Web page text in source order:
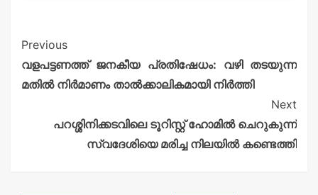
Previous
വളപട്ടണത്ത് ജനകീയ പ്രതിഷേധം: വഴി തടയുന്ന
മതിൽ നിർമാണം താൽക്കാലികമായി നിർത്തി
Next
പറശ്ശിനിക്കടവിലെ ടൂറിസ്റ്റ് ഹോമിൽ ചെറുകുന്ന്
സ്വദേശിയെ മരിച്ച നിലയിൽ കണ്ടെത്തി